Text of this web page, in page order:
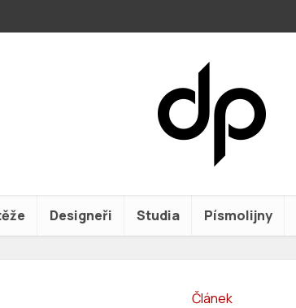
Designeři Studia Písmolijny
Článek